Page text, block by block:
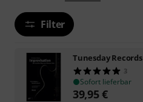
Filter
Tunesday Records
3
Sofort lieferbar
39,95€